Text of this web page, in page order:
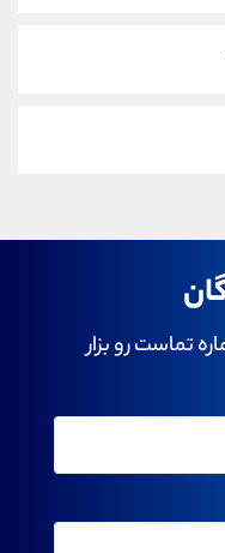
تماست رو بزار